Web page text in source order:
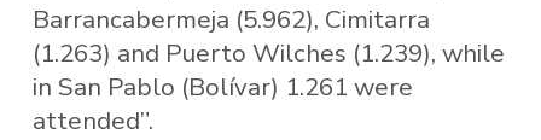
Barrancabermeja (5.962), Cimitarra
(1.263) and Puerto Wilches (1.239), while
in San Pablo (Bolívar) 1.261 were
attended”.